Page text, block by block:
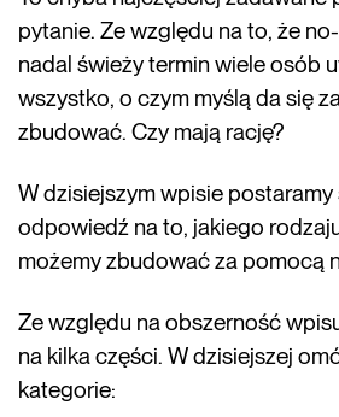
pytanie. Ze względu na to, że
nadal świeży termin wiele osób
wszystko, o czym myślą da się
zbudować. Czy mają rację?
W dzisiejszym wpisie
odpowiedź na to, jakiego
możemy zbudować za pomocą
Ze względu na obszerność
na kilka części. W dzisiejszej
kategorie: